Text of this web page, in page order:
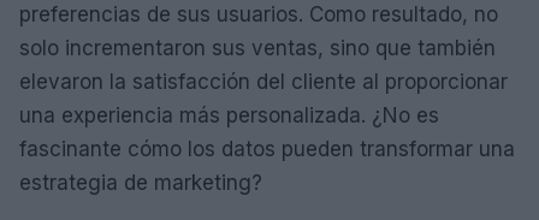
preferencias de sus usuarios. Como resultado, no
solo incrementaron sus ventas, sino que también
elevaron la satisfacción del cliente al proporcionar
una experiencia más personalizada. ¿No es
fascinante cómo los datos pueden transformar una
estrategia de marketing?